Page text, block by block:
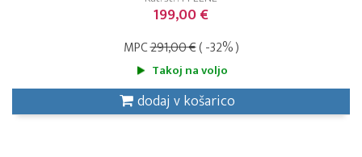
199,00 €
MPC291,00 €( -32% )
Takoj na voljo
dodaj v košarico